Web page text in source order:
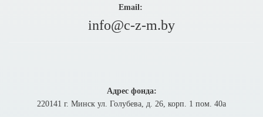
Email:
info@c-z-m.by
Адрес фонда:
220141 г. Минск ул. Голубева, д. 26, корп. 1 пом. 40а